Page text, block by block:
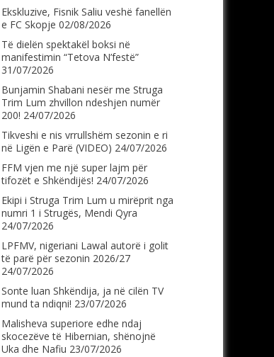
Ekskluzive, Fisnik Saliu veshë fanellën
e FC Skopje 02/08/2026
Të dielën spektakël boksi në
manifestimin “Tetova N’festë”
31/07/2026
Bunjamin Shabani nesër me Struga
Trim Lum zhvillon ndeshjen numër
200! 24/07/2026
Tikveshi e nis vrrullshëm sezonin e ri
në Ligën e Parë (VIDEO) 24/07/2026
FFM vjen me një super lajm për
tifozët e Shkëndijës! 24/07/2026
Ekipi i Struga Trim Lum u mirëprit nga
numri 1 i Strugës, Mendi Qyra
24/07/2026
LPFMV, nigeriani Lawal autorë i golit
të parë për sezonin 2026/27
24/07/2026
Sonte luan Shkëndija, ja në cilën TV
mund ta ndiqni! 23/07/2026
Malisheva superiore edhe ndaj
skocezëve të Hibernian, shënojnë
Uka dhe Nafiu 23/07/2026